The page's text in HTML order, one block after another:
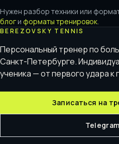
Нужен разбор техники или
блог и форматы тренировок.
BEREZOVSKY TENNIS
Персональный тренер по
Санкт-Петербурге.
ученика — от первого удара к
Записаться на
Telegram